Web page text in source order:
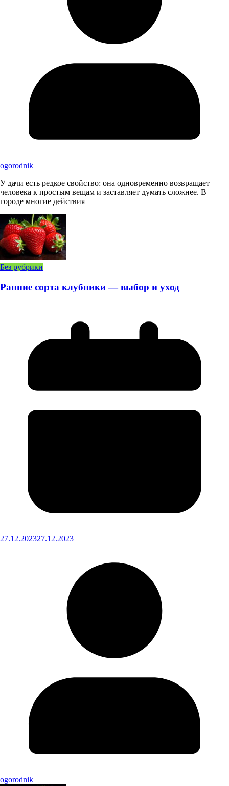
ogorodnik
У дачи есть редкое свойство: она одновременно возвращает
человека к простым вещам и заставляет думать сложнее. В
городе многие действия
Без рубрики
Ранние сорта клубники — выбор и уход
27.12.202327.12.2023
ogorodnik